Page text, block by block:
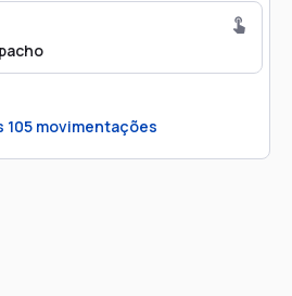
105movimentações